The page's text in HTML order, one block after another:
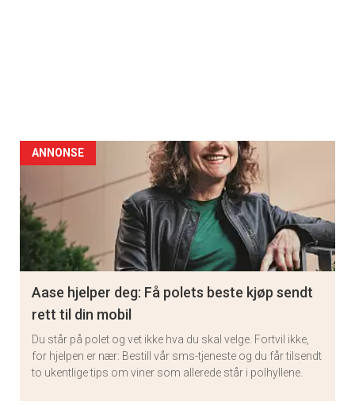
ANNONSE
Aase hjelper deg: Få polets beste kjøp sendt
rett til din mobil
Du står på polet og vet ikke hva du skal velge. Fortvil ikke,
for hjelpen er nær: Bestill vår sms-tjeneste og du får tilsendt
to ukentlige tips om viner som allerede står i polhyllene.